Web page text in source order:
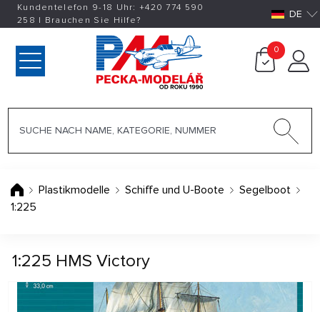
Kundentelefon 9-18 Uhr: +420774 590
258 | Brauchen Sie Hilfe? DE
0
Plastikmodelle Schiffe und U-Boote
Segelboot
1:225
1:225 HMS Victory